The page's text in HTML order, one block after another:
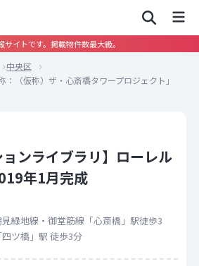
イトです。掲載物件数最大級。
中央区
（仮称）ザ・心斎橋タワープロジェクト」
ョンライブラリ】ローレル
年1月完成
緑地線・御堂筋線「心斎橋」駅徒歩3
ツ橋」駅 徒歩3分